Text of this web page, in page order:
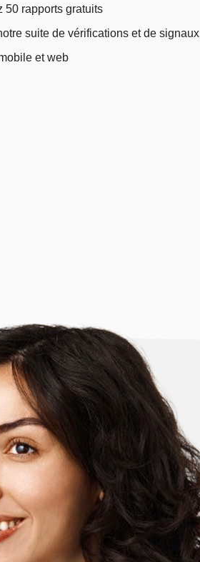
50 rapports gratuits
suite de vérifications et de signaux
et web